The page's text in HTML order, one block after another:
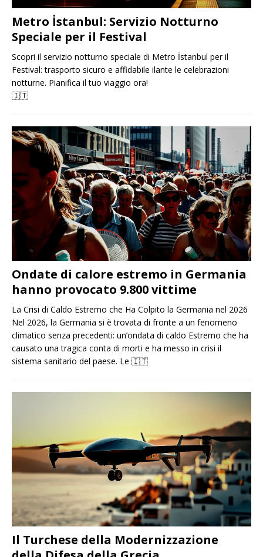
Metro İstanbul: Servizio Notturno
Speciale per il Festival
Scopri il servizio notturno speciale di Metro İstanbul per il
Festival: trasporto sicuro e affidabile ilante le celebrazioni
notturne. Pianifica il tuo viaggio ora!
🇮🇹
Ondate di calore estremo in Germania
hanno provocato 9.800 vittime
La Crisi di Caldo Estremo che Ha Colpito la Germania nel 2026
Nel 2026, la Germania si è trovata di fronte a un fenomeno
climatico senza precedenti: un’ondata di caldo Estremo che ha
causato una tragica conta di morti e ha messo in crisi il
sistema sanitario del paese. Le 🇮🇹
Il Turchese della Modernizzazione